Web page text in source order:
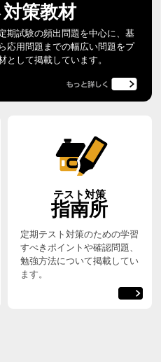
対策教材
期試験の頻出問題を中心に、基
応用問題までの幅広い問題をプ
として掲載しています。
テスト対策
指南所
定期テスト対策のための学習
すぺきポイントや確認問題、
勉強方法について掲載してい
ます。